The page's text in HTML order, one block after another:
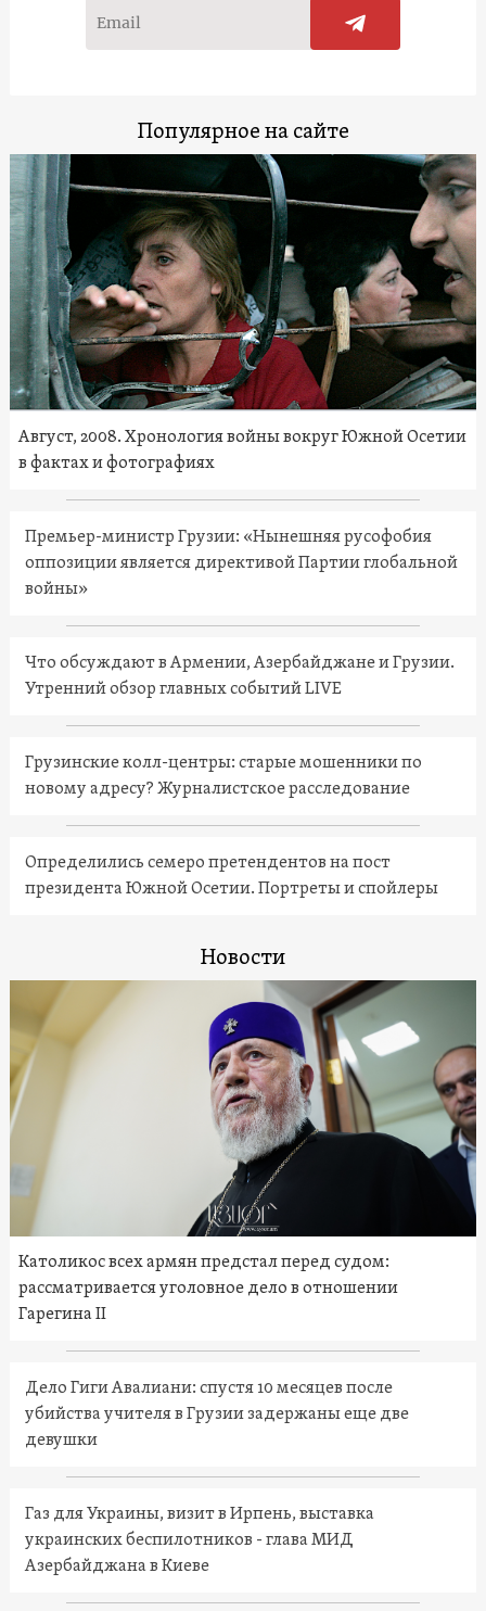
Популярное на сайте
Август, 2008. Хронология войны вокруг Южной Осетии
в фактах и фотографиях
Премьер-министр Грузии: «Нынешняя русофобия
оппозиции является директивой Партии глобальной
войны»
Что обсуждают в Армении, Азербайджане и Грузии.
Утренний обзор главных событий LIVE
Грузинские колл-центры: старые мошенники по
новому адресу? Журналистское расследование
Определились семеро претендентов на пост
президента Южной Осетии. Портреты и спойлеры
Новости
Католикос всех армян предстал перед судом:
рассматривается уголовное дело в отношении
Гарегина II
Дело Гиги Авалиани: спустя 10 месяцев после
убийства учителя в Грузии задержаны еще две
девушки
Газ для Украины, визит в Ирпень, выставка
украинских беспилотников - глава МИД
Азербайджана в Киеве